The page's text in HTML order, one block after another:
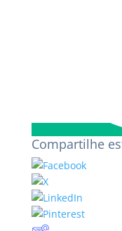
Compartilhe